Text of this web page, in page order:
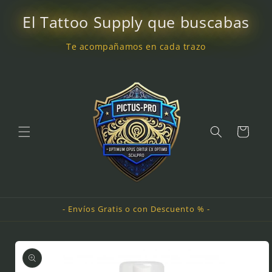
directamente
al contenido
El Tattoo Supply que buscabas
Te acompañamos en cada trazo
Carrito
- Envíos Gratis o con Descuento % -
directamente
información